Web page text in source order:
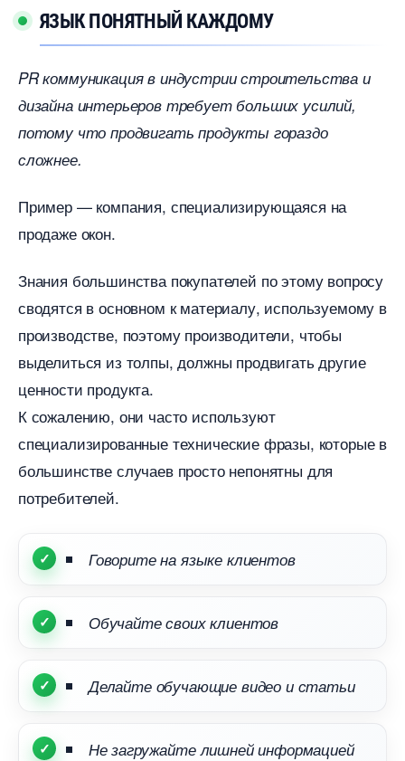
ЯЗЫК ПОНЯТНЫЙ КАЖДОМУ
PR коммуникация в индустрии строительства и
дизайна интерьеров требует больших усилий,
потому что продвигать продукты гораздо
сложнее.
Пример — компания, специализирующаяся на
продаже окон.
Знания большинства покупателей по этому вопросу
сводятся в основном к материалу, используемому
производстве, поэтому производители, чтобы
ыделиться из толпы, должны продвигать другие
ценности продукта.
К сожалению, они часто используют
специализированные технические фразы, которые
ольшинстве случаев просто непонятны для
потребителей.
Говорите на языке клиенто
Обучайте своих клиенто
Делайте обучающие видео и статьи
Не загружайте лишней информацией